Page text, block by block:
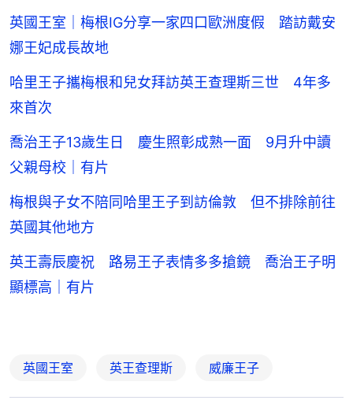
英國王室｜梅根IG分享一家四口歐洲度假 踏訪戴安
娜王妃成長故地
哈里王子攜梅根和兒女拜訪英王查理斯三世 4年多
來首次
喬治王子13歲生日 慶生照彰成熟一面 9月升中讀
父親母校｜有片
梅根與子女不陪同哈里王子到訪倫敦 但不排除前往
英國其他地方
英王壽辰慶祝 路易王子表情多多搶鏡 喬治王子明
顯標高｜有片
英國王室 英王查理斯 威廉王子